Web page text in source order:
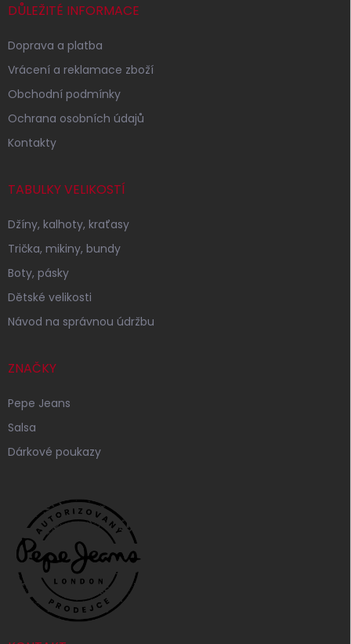
DŮLEŽITÉ INFORMACE
Doprava a platba
Vrácení a reklamace zboží
Obchodní podmínky
Ochrana osobních údajů
Kontakty
TABULKY VELIKOSTÍ
Džíny, kalhoty, kraťasy
Trička, mikiny, bundy
Boty, pásky
Dětské velikosti
Návod na správnou údržbu
ZNAČKY
Pepe Jeans
Salsa
Dárkové poukazy